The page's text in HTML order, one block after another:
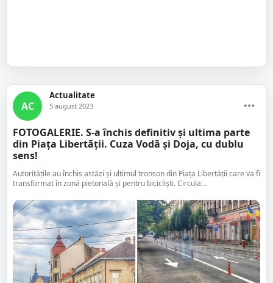
AC
Actualitate
5 august 2023
FOTOGALERIE. S-a închis definitiv și ultima parte
din Piața Libertății. Cuza Vodă și Doja, cu dublu
sens!
Autoritățile au închis astăzi și ultimul tronson din Piața Libertății care va fi
transformat în zonă pietonală și pentru bicicliști. Circula...